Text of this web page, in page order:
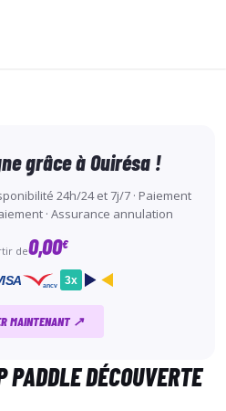
PADDLE DÉCOUVERTE
grâce à Ouirésa !
24h/24 et 7j/7 · Paiement
· Assurance annulation
de0,00€
ancv 3x
MAINTENANT ↗